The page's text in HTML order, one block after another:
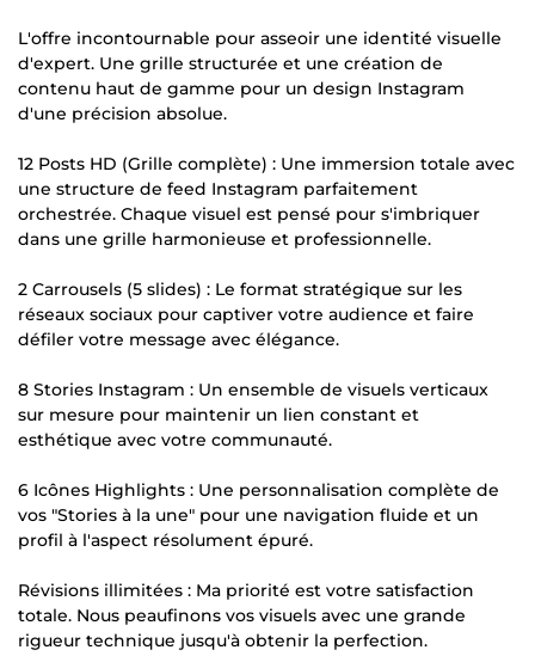
L'offre incontournable pour asseoir une identité visuelle
d'expert. Une grille structurée et une création de
contenu haut de gamme pour un design Instagram
d'une précision absolue.
12 Posts HD (Grille complète) : Une immersion totale avec
une structure de feed Instagram parfaitement
orchestrée. Chaque visuel est pensé pour s'imbriquer
dans une grille harmonieuse et professionnelle.
2 Carrousels (5 slides) : Le format stratégique sur les
réseaux sociaux pour captiver votre audience et faire
défiler votre message avec élégance.
8 Stories Instagram : Un ensemble de visuels verticaux
sur mesure pour maintenir un lien constant et
esthétique avec votre communauté.
6 Icônes Highlights : Une personnalisation complète de
vos "Stories à la une" pour une navigation fluide et un
profil à l'aspect résolument épuré.
Révisions illimitées : Ma priorité est votre satisfaction
totale. Nous peaufinons vos visuels avec une grande
rigueur technique jusqu'à obtenir la perfection.